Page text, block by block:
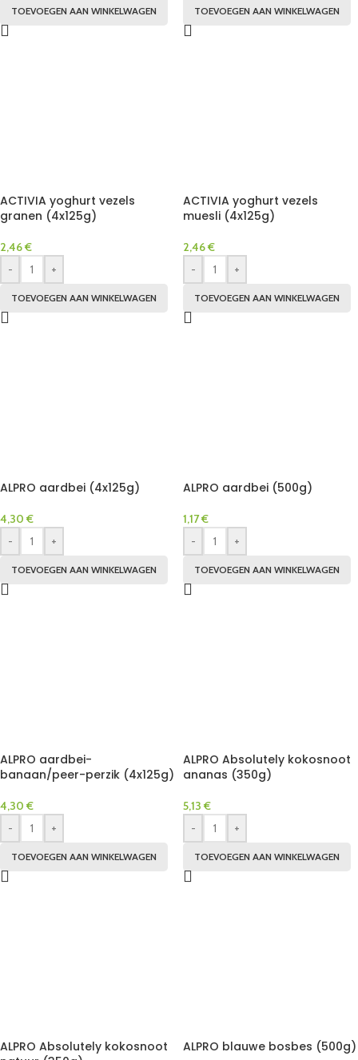
TOEVOEGEN AAN WINKELWAGEN TOEVOEGEN AAN WINKELWAGEN
ACTIVIA yoghurt vezels
granen (4x125g)
2,46€
-
+
TOEVOEGEN AAN WINKELWAGEN
ACTIVIA yoghurt vezels
muesli (4x125g)
2,46€
-
+
TOEVOEGEN AAN WINKELWAGEN
ALPRO aardbei (4x125g)
4,30 €
-
+
TOEVOEGEN AAN WINKELWAGEN
ALPRO aardbei (500g)
1,17€
-
+
TOEVOEGEN AAN WINKELWAGEN
ALPRO aardbei-
banaan/peer-perzik (4x125g)
4,30 €
-
+
TOEVOEGEN AAN WINKELWAGEN
ALPRO Absolutely kokosnoot
ananas (350g)
5,13 €
-
+
TOEVOEGEN AAN WINKELWAGEN
ALPRO Absolutely kokosnoot
ALPRO blauwe bosbes (500g)